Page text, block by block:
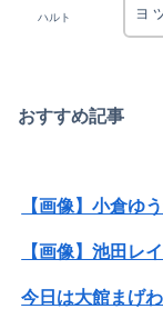
ハルト
ョ
おすすめ記事